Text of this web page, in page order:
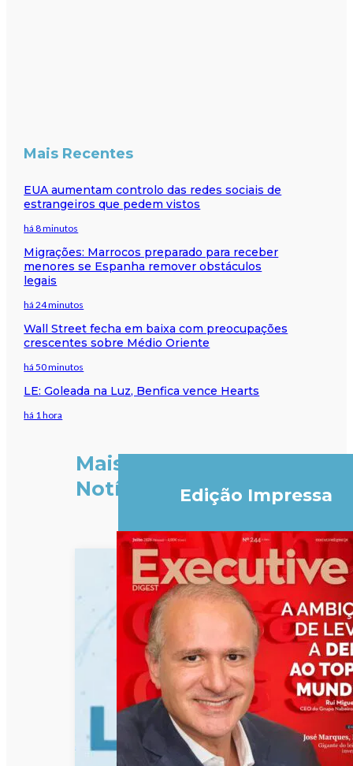
Mais Recentes
EUA aumentam controlo das redes sociais de
estrangeiros que pedem vistos
há 8 minutos
Migrações: Marrocos preparado para receber
menores se Espanha remover obstáculos
legais
há 24 minutos
Wall Street fecha em baixa com preocupações
crescentes sobre Médio Oriente
há 50 minutos
LE: Goleada na Luz, Benfica vence Hearts
há 1 hora
Mais
Notícias
Edição Impressa